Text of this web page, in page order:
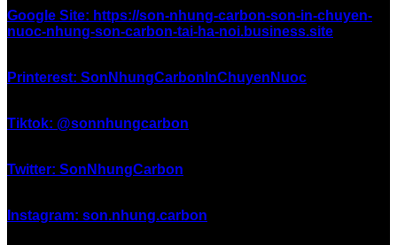
Google Site: https://son-nhung-carbon-son-in-chuyen-
nuoc-nhung-son-carbon-tai-ha-noi.business.site
Printerest: SonNhungCarbonInChuyenNuoc
Tiktok: @sonnhungcarbon
Twitter: SonNhungCarbon
Instagram: son.nhung.carbon